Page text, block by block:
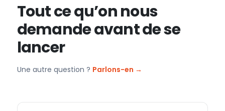
Tout ce qu’on nous
demande avant de se
lancer
Une autre question ? Parlons-en →